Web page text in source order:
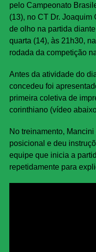
pelo Campeonato
(13), no CT Dr. Joaquim
de olho na partida
quarta (14), às 21h30,
rodada da competição
Antes da atividade do
concedeu foi
primeira coletiva de
corinthiano (vídeo
No treinamento,
posicional e deu
equipe que inicia a
repetidamente para